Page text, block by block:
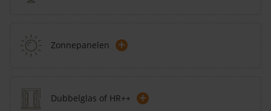
Zonnepanelen +
Dubbelglas of HR++ +